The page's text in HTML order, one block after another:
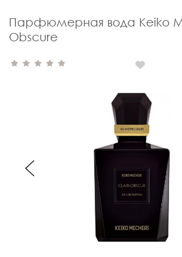
Парфюмерная вода Keiko
Obscure